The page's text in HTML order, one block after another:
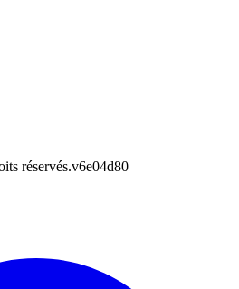
réservés.v6e04d80